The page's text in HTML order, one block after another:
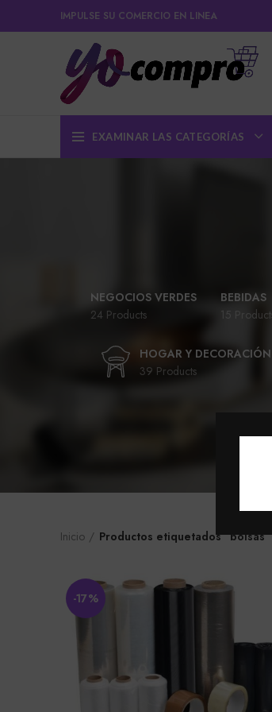
IMPULSE SU COMERCIO EN LINEA
EXAMINAR LAS CATEGORÍAS
NEGOCIOS VERDES
24 Products
BEBIDAS
15 Products
HOGAR Y DECORACIÓN
39 Products
Inicio Productos etiquetados “bolsas”
-17%